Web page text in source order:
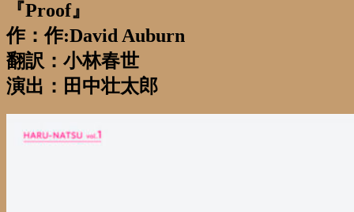
『Proof』
作：作:David Auburn
翻訳：小林春世
演出：田中壮太郎